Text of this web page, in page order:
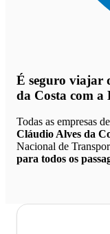
É seguro viajar
da Costa com a
Todas as empresas de
Cláudio Alves da
Nacional de
para todos os